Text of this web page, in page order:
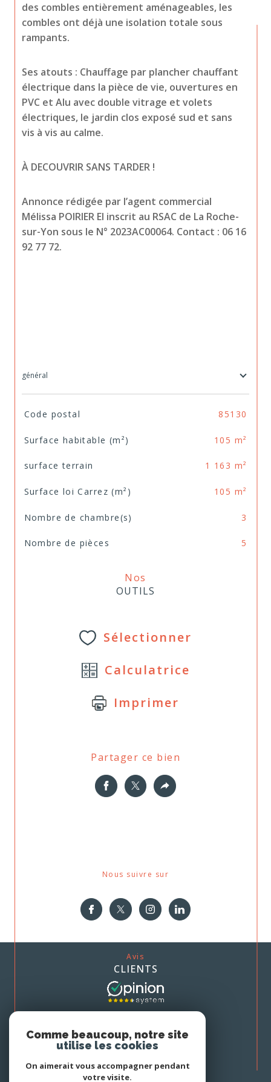
des combles entièrement aménageables, les
combles ont déjà une isolation totale sous
rampants.
Ses atouts : Chauffage par plancher chauffant
électrique dans la pièce de vie, ouvertures en
PVC et Alu avec double vitrage et volets
électriques, le jardin clos exposé sud et sans
vis à vis au calme.
À DECOUVRIR SANS TARDER !
Annonce rédigée par l’agent commercial
Mélissa POIRIER EI inscrit au RSAC de La Roche-
sur-Yon sous le N° 2023AC00064. Contact : 06 16
92 77 72.
général
TRAD_SIROCCO_Caracteristique
Code postal 85130
Surface habitable (m²) 105 m²
surface terrain 1 163 m²
Surface loi Carrez (m²) 105 m²
Nombre de chambre(s) 3
Nombre de pièces 5
Nos
OUTILS
Sélectionner
Calculatrice
Imprimer
Partager ce bien
Nous suivre sur
Avis
CLIENTS
ADHÉRONS
Comme beaucoup, notre site
utilise les cookies
On aimerait vous accompagner pendant
votre visite.